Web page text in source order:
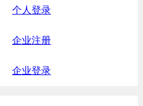
个人登录
企业注册
企业登录